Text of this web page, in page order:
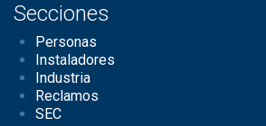
Secciones
Personas
Instaladores
Industria
Reclamos
SEC